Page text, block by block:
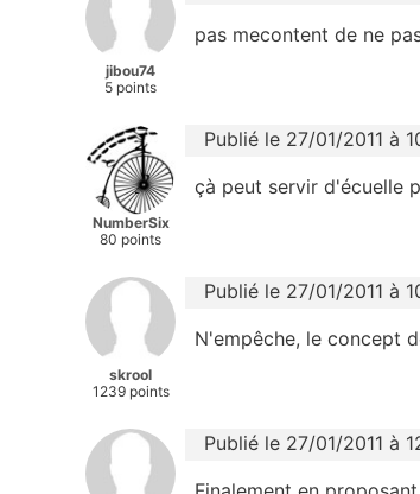
jibou74
5 points
pas mecontent de ne
NumberSix
80 points
Publié le 27/01/2011 à
çà peut servir d'écuelle
skrool
1239 points
Publié le 27/01/2011 à
N'empêche, le concept
Publié le 27/01/2011 à